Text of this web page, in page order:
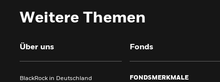
Weitere Themen
Über uns
BlackRock in Deutschland
Fonds
FONDSMERKMALE